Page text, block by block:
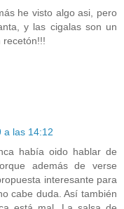
he visto algo asi, pero
y las cigalas son un
recetón!!!
a las 14:12
había oido hablar de
además de verse
interesante para
cabe duda. Así también